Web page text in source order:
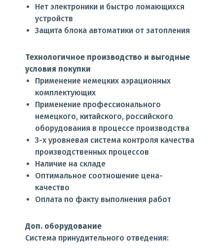
Нет электроники и быстро ломающихся
устройств
Защита блока автоматики от затопления
Технологичное производство и выгодные
условия покупки
Применение немецких аэрационных
комплектующих
Применение профессионального
немецкого, китайского, российского
оборудования в процессе производства
3-х уровневая система контроля качества
производственных процессов
Наличие на складе
Оптимальное соотношение цена-
качество
Оплата по факту выполнения работ
Доп. оборудование
Система принудительного отведения: